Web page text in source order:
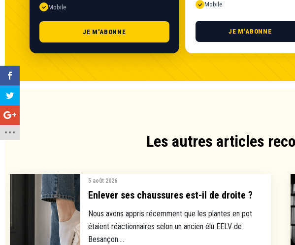
Mobile
JE M'ABONNE
Mobile
JE M'ABONNE
Les autres articles
5 août 2026
Enlever ses chaussures est-il de droite ?
Nous avons appris récemment que les plantes en pot
étaient réactionnaires selon un ancien élu EELV de
Besançon....